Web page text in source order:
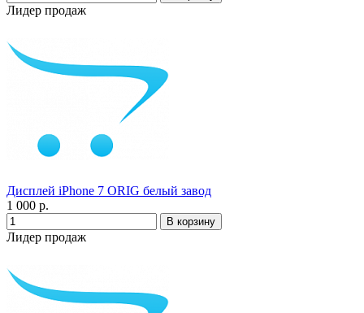
Лидер продаж
Дисплей iPhone 7 ORIG белый завод
1 000 р.
Лидер продаж